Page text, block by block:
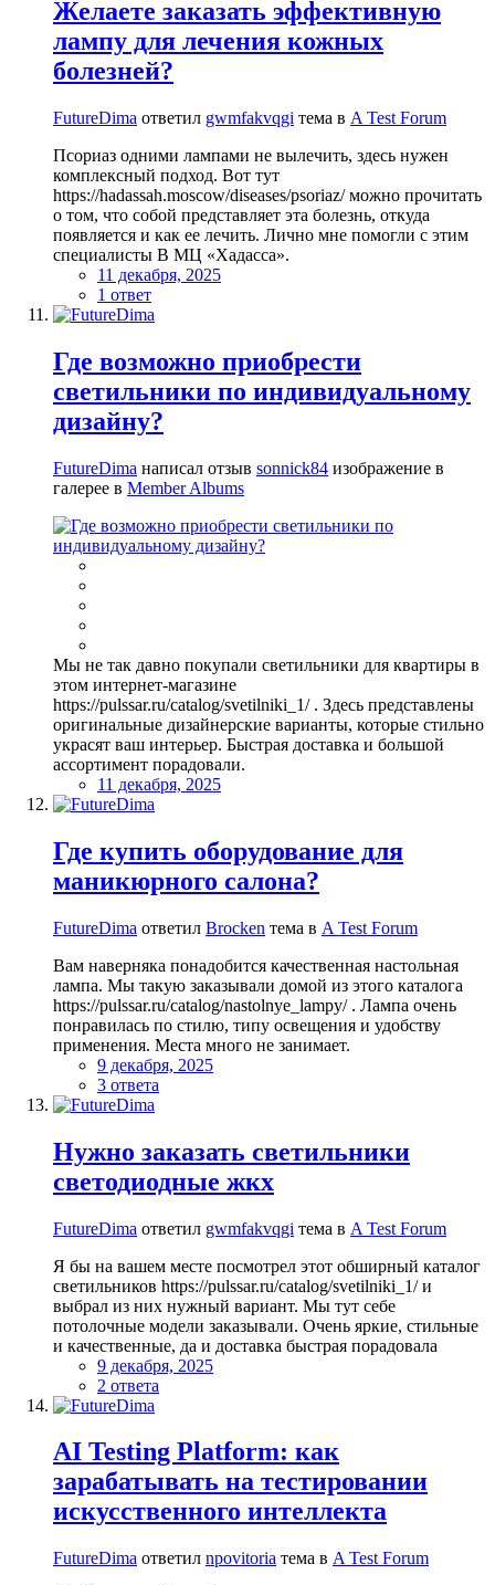
Желаете заказать эффективную
лампу для лечения кожных
болезней?
FutureDima ответил gwmfakvqgi тема в A Test Forum
Псориаз одними лампами не вылечить, здесь нужен
комплексный подход. Вот тут
https://hadassah.moscow/diseases/psoriaz/ можно прочитать
о том, что собой представляет эта болезнь, откуда
появляется и как ее лечить. Лично мне помогли с этим
специалисты В МЦ «Хадасса».
11 декабря, 2025
1 ответ
Где возможно приобрести
светильники по индивидуальному
дизайну?
FutureDima написал отзыв sonnick84 изображение в
галерее в Member Albums
Мы не так давно покупали светильники для квартиры в
этом интернет-магазине
https://pulssar.ru/catalog/svetilniki_1/ . Здесь представлены
оригинальные дизайнерские варианты, которые стильно
украсят ваш интерьер. Быстрая доставка и большой
ассортимент порадовали.
11 декабря, 2025
Где купить оборудование для
маникюрного салона?
FutureDima ответил Brocken тема в A Test Forum
Вам наверняка понадобится качественная настольная
лампа. Мы такую заказывали домой из этого каталога
https://pulssar.ru/catalog/nastolnye_lampy/ . Лампа очень
понравилась по стилю, типу освещения и удобству
применения. Места много не занимает.
9 декабря, 2025
3 ответа
Нужно заказать светильники
светодиодные жкх
FutureDima ответил gwmfakvqgi тема в A Test Forum
Я бы на вашем месте посмотрел этот обширный каталог
светильников https://pulssar.ru/catalog/svetilniki_1/ и
выбрал из них нужный вариант. Мы тут себе
потолочные модели заказывали. Очень яркие, стильные
и качественные, да и доставка быстрая порадовала
9 декабря, 2025
2 ответа
AI Testing Platform: как
зарабатывать на тестировании
искусственного интеллекта
FutureDima ответил npovitoria тема в A Test Forum